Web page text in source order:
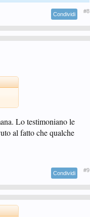
Condividi #8
Lo testimoniano le
al fatto che qualche
Condividi #9